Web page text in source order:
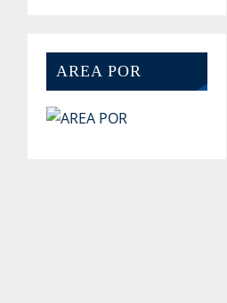
AREA POR